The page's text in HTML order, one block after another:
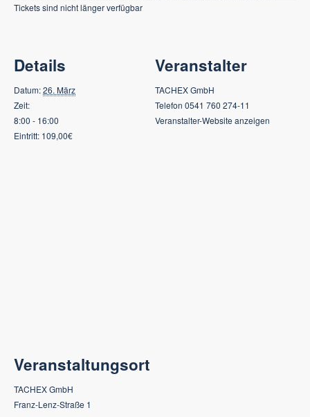
Details
Datum:26. März
Zeit:
8:00 - 16:00
Eintritt: 109,00€
Veranstalter
TACHEX GmbH
Telefon 0541 760 274-11
Veranstalter-Website anzeigen
Veranstaltungsort
TACHEX GmbH
Franz-Lenz-Straße 1
Tickets sind nicht länger verfügbar